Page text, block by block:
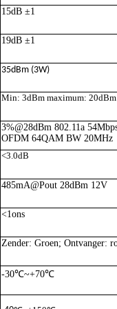
15dB ±1
19dB ±1
35dBm (3W)
Min: 3dBm maximum: 20dBm
3%@28dBm 802.11a
OFDM 64QAM BW 20MHz
<3.0dB
485mA@Pout 28dBm 12V
<1ons
Zender: Groen; Ontvanger:
-30℃~+70℃